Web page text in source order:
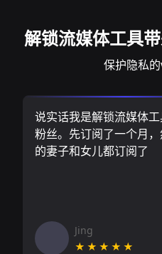
解锁流媒体工具
保护隐私
说实话我是解锁流媒体
粉丝。先订阅了一个月
的妻子和女儿都订阅了
Jing
★★★★★